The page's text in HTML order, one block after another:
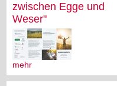
zwischen Egge und
Weser"
mehr